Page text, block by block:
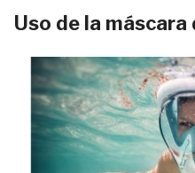
Uso de la máscara